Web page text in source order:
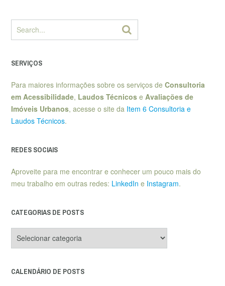
SERVIÇOS
Para maiores informações sobre os serviços de Consultoria
em Acessibilidade, Laudos Técnicos e Avaliações de
Imóveis Urbanos, acesse o site da Item 6 Consultoria e
Laudos Técnicos.
REDES SOCIAIS
Aproveite para me encontrar e conhecer um pouco mais do
meu trabalho em outras redes: LinkedIn e Instagram.
CATEGORIAS DE POSTS
de
CALENDÁRIO DE POSTS